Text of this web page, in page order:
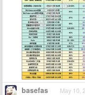
basefas May 10,